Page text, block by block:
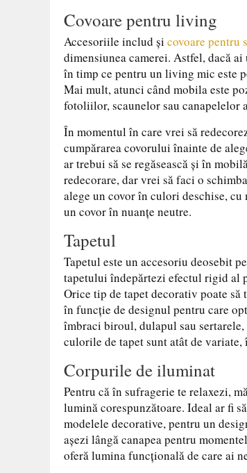
Covoare pentru living
Accesoriile includ și covoare pentru
dimensiunea camerei. Astfel, dacă
în timp ce pentru un living mic este
Mai mult, atunci când mobila este
fotoliilor, scaunelor sau canapelelor
În momentul în care vrei să
cumpărarea covorului înainte de
ar trebui să se regăsească și în
redecorare, dar vrei să faci o
alege un covor în culori deschise,
un covor în nuanțe neutre.
Tapetul
Tapetul este un accesoriu deosebit
tapetului îndepărtezi efectul rigid al
Orice tip de tapet decorativ poate să
în funcție de designul pentru care
îmbraci biroul, dulapul sau
culorile de tapet sunt atât de variate,
Corpurile de iluminat
Pentru că în sufragerie te relaxezi,
lumină corespunzătoare. Ideal ar fi
modelele decorative, pentru un
așezi lângă canapea pentru
oferă lumina funcțională de care ai